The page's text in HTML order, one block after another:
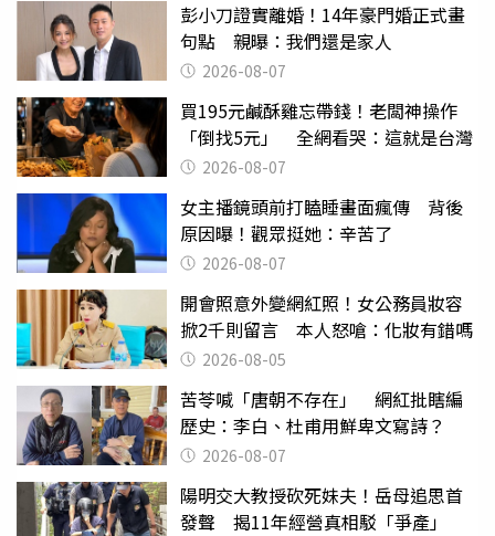
彭小刀證實離婚！14年豪門婚正式畫
句點 親曝：我們還是家人
2026-08-07
買195元鹹酥雞忘帶錢！老闆神操作
「倒找5元」 全網看哭：這就是台灣
2026-08-07
女主播鏡頭前打瞌睡畫面瘋傳 背後
原因曝！觀眾挺她：辛苦了
2026-08-07
開會照意外變網紅照！女公務員妝容
掀2千則留言 本人怒嗆：化妝有錯嗎
2026-08-05
苦苓喊「唐朝不存在」 網紅批瞎編
歷史：李白、杜甫用鮮卑文寫詩？
2026-08-07
陽明交大教授砍死妹夫！岳母追思首
發聲 揭11年經營真相駁「爭產」